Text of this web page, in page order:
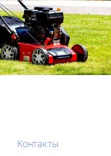
Контакты